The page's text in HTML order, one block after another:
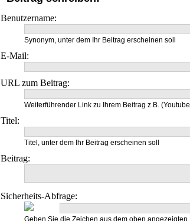
Benutzername:
Synonym, unter dem Ihr Beitrag erscheinen soll
E-Mail:
URL zum Beitrag:
Weiterführender Link zu Ihrem Beitrag z.B.
Titel:
Titel, unter dem Ihr Beitrag erscheinen soll
Beitrag:
Sicherheits-Abfrage:
Geben Sie die Zeichen aus dem oben angezeigten